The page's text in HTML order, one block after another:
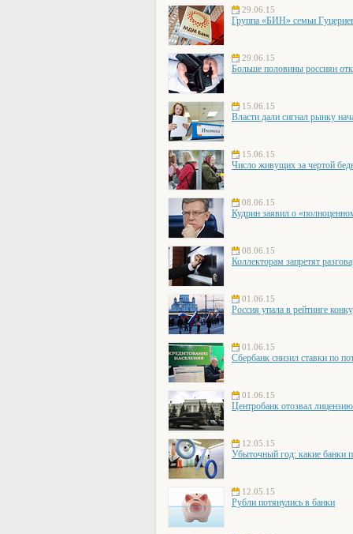
29.06.15
Группа «БИН» семьи
29.06.15
Больше половины россиян
15.06.15
Власти дали сигнал рынку
15.06.15
Число живущих за чертой
08.06.15
Кудрин заявил о
08.06.15
Коллекторам запретят
01.06.15
Россия упала в рейтинге
01.06.15
Сбербанк снизил ставки по
01.06.15
Центробанк отозвал
12.05.15
Убыточный год: какие банки
12.05.15
Рубли потянулись в банки